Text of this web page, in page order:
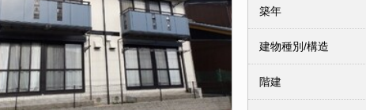
築年
建物種別/構造
階建